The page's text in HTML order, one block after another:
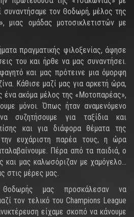
συναντήσαμε τον Θοδωρή, μέλος της
μιας ομάδας μοτοσικλετιστών με
πραγματικής φιλοξενίας, άφησε
του και ήρθε να μας συναντήσει.
και μας πρότεινε μια όμορφη
Κάθισε μαζί μας για αρκετή ώρα,
ένα ακόμα μέλος της «Μοτοπαρέας»,
μόνοι. Όπως ήταν αναμενόμενο
συζητήσουμε για ταξίδια και
και για διάφορα θέματα της
ευχάριστη παρέα τους, η ώρα
Πέρα από τα παιδιά, ο
και μας καλωσόριζαν με χαμόγελο…
στις μέρες μας.
μας προσκάλεσαν να
τον τελικό του Champions League
είχαμε σκοπό να κάνουμε